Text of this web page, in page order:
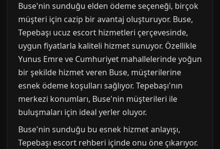
Buse'nin sunduğu elden ödeme seçeneği, birçok
müşteri için cazip bir avantaj oluşturuyor. Buse,
Tepebaşı ucuz escort hizmetleri çerçevesinde,
uygun fiyatlarla kaliteli hizmet sunuyor. Özellikle
Yunus Emre ve Cumhuriyet mahallelerinde yoğun
bir şekilde hizmet veren Buse, müşterilerine
esnek ödeme koşulları sağlıyor. Tepebaşı'nın
merkezi konumları, Buse'nin müşterileri ile
buluşmaları için ideal yerler oluyor.
Buse'nin sunduğu bu esnek hizmet anlayışı,
Tepebaşı escort rehberi içinde onu öne çıkarıyor.